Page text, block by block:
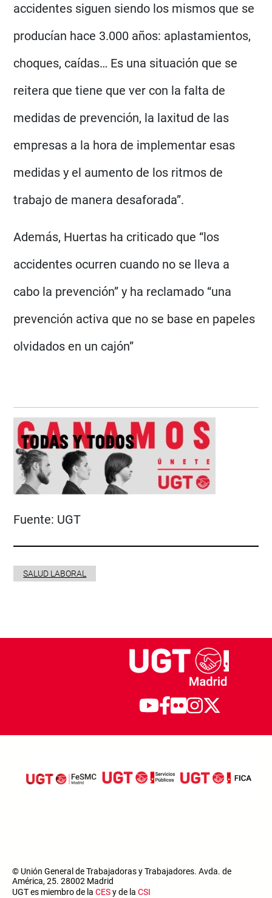
accidentes siguen siendo los mismos que se
producían hace 3.000 años: aplastamientos,
choques, caídas… Es una situación que se
reitera que tiene que ver con la falta de
medidas de prevención, la laxitud de las
empresas a la hora de implementar esas
medidas y el aumento de los ritmos de
trabajo de manera desaforada”.
Además, Huertas ha criticado que “los
accidentes ocurren cuando no se lleva a
cabo la prevención” y ha reclamado “una
prevención activa que no se base en papeles
olvidados en un cajón”
Fuente: UGT
SALUD LABORAL
© Unión General de Trabajadoras y Trabajadores. Avda. de
América, 25. 28002 Madrid
UGT es miembro de la CESy de la CSI